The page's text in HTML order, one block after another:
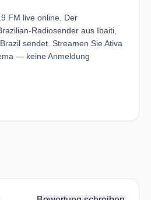
FM live online. Der
Radiosender aus Ibaiti,
sendet. Streamen Sie Ativa
— keine Anmeldung